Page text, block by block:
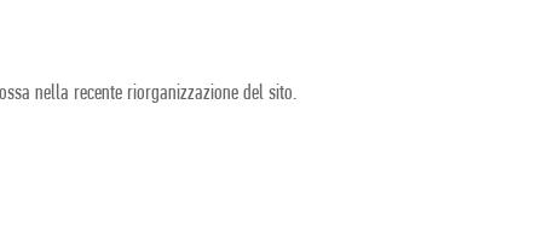
nella recente riorganizzazione del sito.